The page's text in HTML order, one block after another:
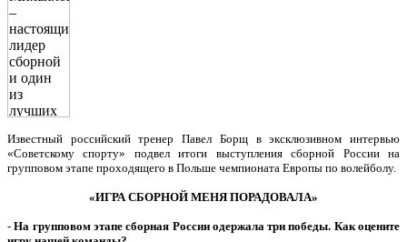
Известный российский тренер Павел Борщ в эксклюзивном интервью
«Советскому спорту» подвел итоги выступления сборной России на
групповом этапе проходящего в Польше чемпионата Европы по волейболу.
«ИГРА СБОРНОЙ МЕНЯ ПОРАДОВАЛА»
-На групповом этапе сборная России одержала три победы. Как оцените